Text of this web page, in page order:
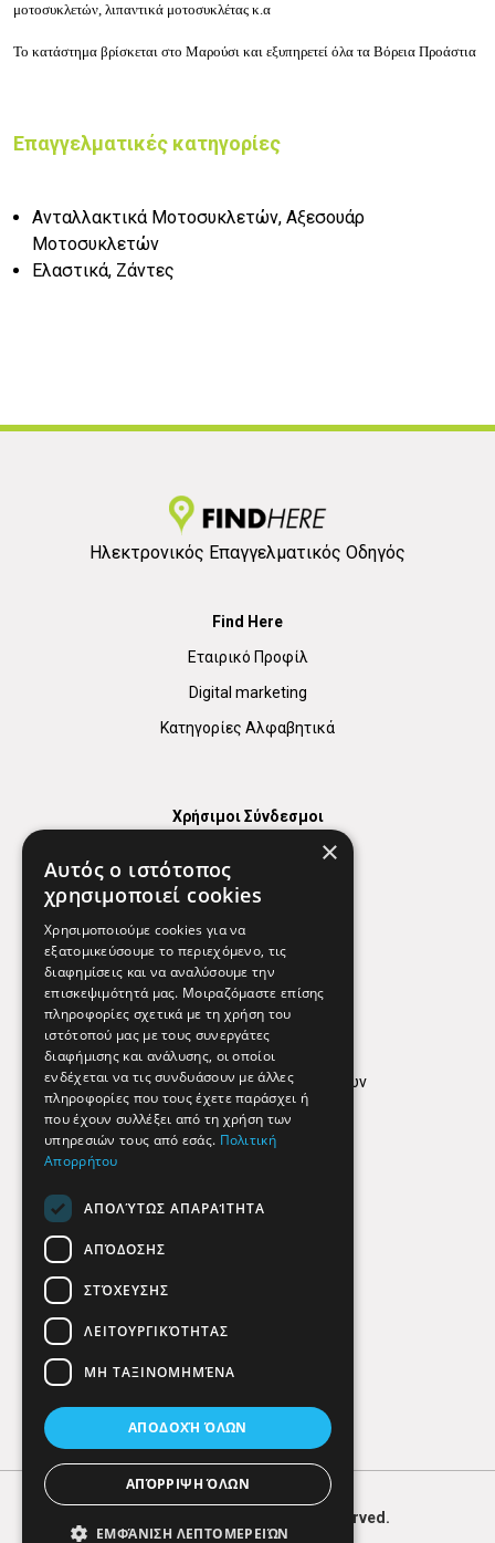
μοτοσυκλετών, λιπαντικά μοτοσυκλέτας κ.α
Το κατάστημα βρίσκεται στο Μαρούσι και εξυπηρετεί όλα τα Βόρεια Προάστια
Επαγγελματικές κατηγορίες
Ανταλλακτικά Μοτοσυκλετών, Αξεσουάρ
Μοτοσυκλετών
Ελαστικά, Ζάντες
Ηλεκτρονικός Επαγγελματικός Οδηγός
Find Here
Εταιρικό Προφίλ
Digital marketing
Κατηγορίες Αλφαβητικά
Χρήσιμοι Σύνδεσμοι
Χρήσιμα Τηλέφωνα
Εφημερεύοντα Φαρμακεία
Απόρρητο
Όροι Χρήσης
Πολιτική προστασίας δεδομένων
Findhere
Social Media
HERE. All Rights Reserved.
×
Αυτός ο ιστότοπος
χρησιμοποιεί cookies
Χρησιμοποιούμε cookies για να
εξατομικεύσουμε το περιεχόμενο, τις
διαφημίσεις και να αναλύσουμε την
επισκεψιμότητά μας. Μοιραζόμαστε επίσης
πληροφορίες σχετικά με τη χρήση του
ιστότοπού μας με τους συνεργάτες
διαφήμισης και ανάλυσης, οι οποίοι
ενδέχεται να τις συνδυάσουν με άλλες
πληροφορίες που τους έχετε παράσχει ή
που έχουν συλλέξει από τη χρήση των
υπηρεσιών τους από εσάς. Πολιτική
Απορρήτου
ΑΠΟΛΎΤΩΣ ΑΠΑΡΑΊΤΗΤΑ
ΑΠΌΔΟΣΗΣ
ΣΤΌΧΕΥΣΗΣ
ΛΕΙΤΟΥΡΓΙΚΌΤΗΤΑΣ
ΜΗ ΤΑΞΙΝΟΜΗΜΈΝΑ
ΑΠΟΔΟΧΉ ΌΛΩΝ
ΑΠΌΡΡΙΨΗ ΌΛΩΝ
ΕΜΦΆΝΙΣΗ ΛΕΠΤΟΜΕΡΕΙΏΝ